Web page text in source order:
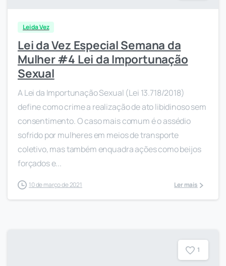
Lei da Vez
Lei da Vez Especial Semana da
Mulher #4 Lei da Importunação
Sexual
A Lei da Importunação Sexual (Lei 13.718/2018)
define como crime a realização de ato libidinoso sem
consentimento. O caso mais comum é o assédio
sofrido por mulheres em meios de transporte
coletivo, mas também enquadra ações como beijos
forçados e...
10 de março de 2021 Ler mais
1